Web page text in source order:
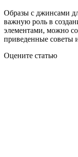
Образы с джинсами
важную роль в
элементами, можно
приведенные советы
Оцените статью